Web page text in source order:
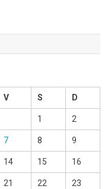
V S D
1 2
7 8 9
14 15 16
21 22 23